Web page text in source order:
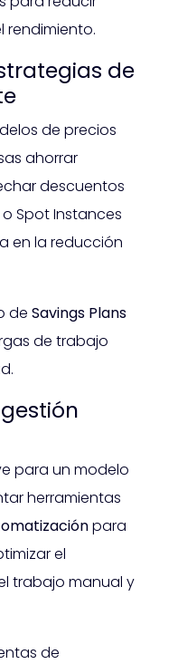
rendimiento.
de
de precios
ahorrar
descuentos
Spot Instances
en la reducción
de Savings Plans
de trabajo
para un modelo
herramientas
para
el
trabajo manual y
de